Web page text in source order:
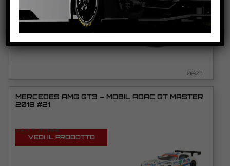
VEDI IL PRODOTTO
0207
MERCEDES AMG GT3 – MOBIL ADAC GT MASTER
2018 #21
VEDI TUTORIAL
VEDI IL PRODOTTO